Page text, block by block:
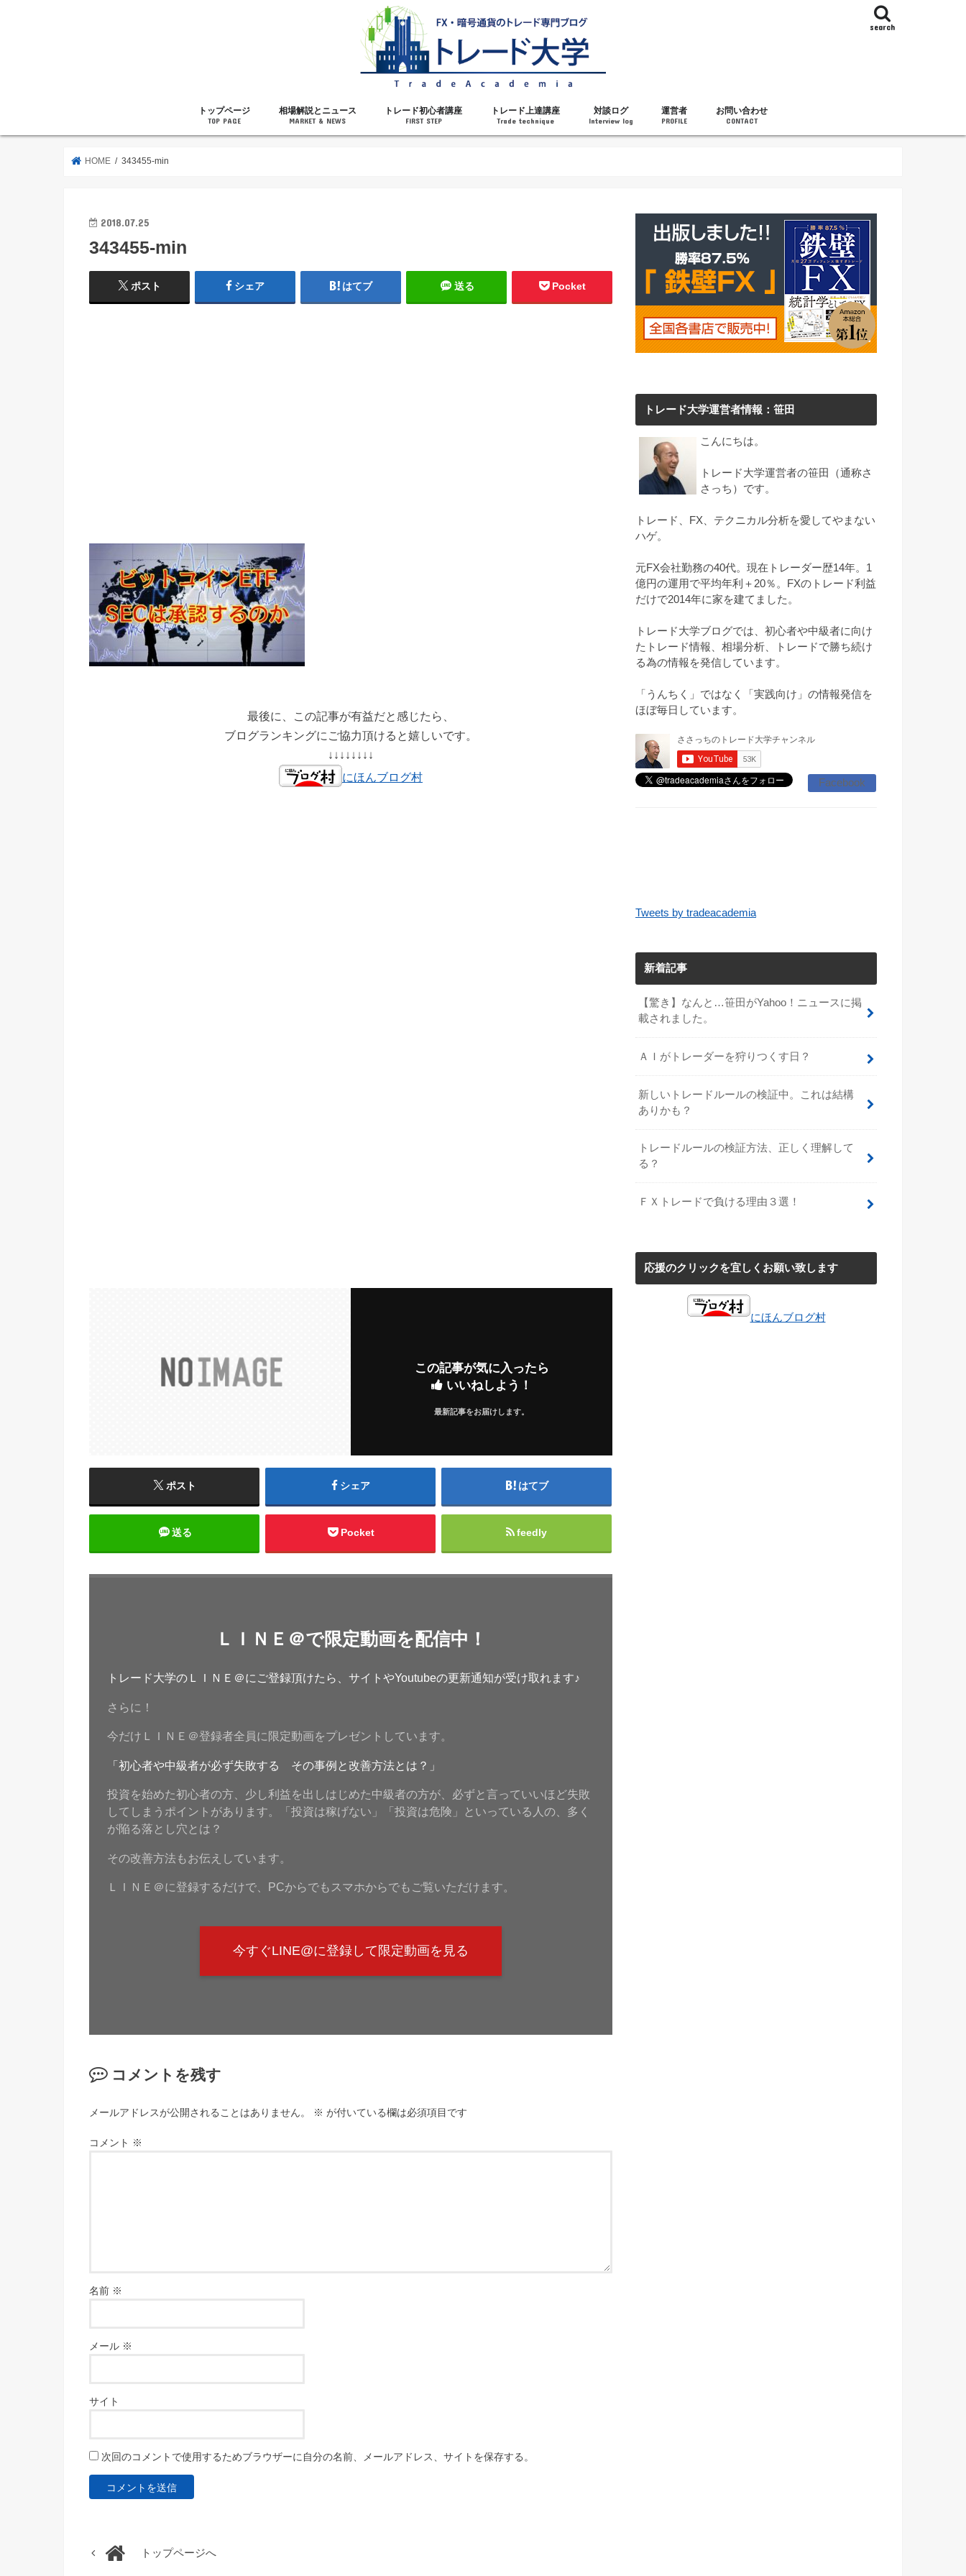
search
トップページ
TOP PAGE
相場解説とニュース
MARKET & NEWS
トレード初心者講座
FIRST STEP
トレード上達講座
Trade technique
対談ログ
Interview log
運営者
PROFILE
お問い合わせ
CONTACT
HOME 343455-min
2018.07.25
343455-min
ポスト シェア はてブ 送る Pocket
最後に、この記事が有益だと感じたら、
ブログランキングにご協力頂けると嬉しいです。
↓↓↓↓↓↓↓↓
にほんブログ村
この記事が気に入ったら
いいねしよう！
最新記事をお届けします。
ポスト シェア はてブ
送る Pocket feedly
ＬＩＮＥ＠で限定動画を配信中！
トレード大学のＬＩＮＥ＠にご登録頂けたら、サイトやYoutubeの更新通知が受け取れます♪
さらに！
今だけＬＩＮＥ＠登録者全員に限定動画をプレゼントしています。
「初心者や中級者が必ず失敗する その事例と改善方法とは？」
投資を始めた初心者の方、少し利益を出しはじめた中級者の方が、必ずと言っていいほど失敗
してしまうポイントがあります。「投資は稼げない」「投資は危険」といっている人の、多く
が陥る落とし穴とは？
その改善方法もお伝えしています。
ＬＩＮＥ＠に登録するだけで、PCからでもスマホからでもご覧いただけます。
今すぐLINE@に登録して限定動画を見る
コメントを残す
メールアドレスが公開されることはありません。 ※ が付いている欄は必須項目です
コメント ※
名前 ※
メール ※
サイト
次回のコメントで使用するためブラウザーに自分の名前、メールアドレス、サイトを保存する。
トップページへ
トレード大学運営者情報：笹田
こんにちは。
トレード大学運営者の笹田（通称さ
さっち）です。
トレード、FX、テクニカル分析を愛してやまない
ハゲ。
元FX会社勤務の40代。現在トレーダー歴14年。1
億円の運用で平均年利＋20％。FXのトレード利益
だけで2014年に家を建てました。
トレード大学ブログでは、初心者や中級者に向け
たトレード情報、相場分析、トレードで勝ち続け
る為の情報を発信しています。
「うんちく」ではなく「実践向け」の情報発信を
ほぼ毎日しています。
Facebook
Tweets by tradeacademia
新着記事
【驚き】なんと…笹田がYahoo！ニュースに掲
載されました。
ＡＩがトレーダーを狩りつくす日？
新しいトレードルールの検証中。これは結構
ありかも？
トレードルールの検証方法、正しく理解して
る？
ＦＸトレードで負ける理由３選！
応援のクリックを宜しくお願い致します
にほんブログ村